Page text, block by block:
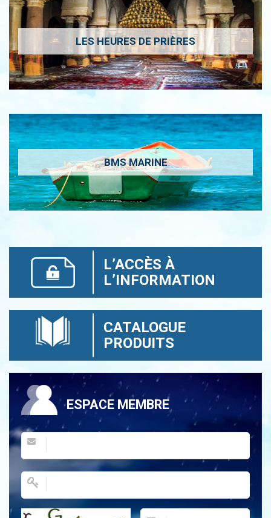
LES HEURES DE PRIÈRES
BMS MARINE
L’ACCÈS À
L’INFORMATION
CATALOGUE
PRODUITS
ESPACE MEMBRE